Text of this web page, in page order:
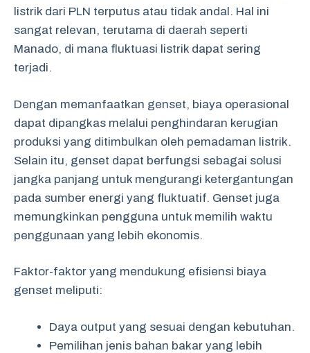
listrik dari PLN terputus atau tidak andal. Hal ini
sangat relevan, terutama di daerah seperti
Manado, di mana fluktuasi listrik dapat sering
terjadi.
Dengan memanfaatkan genset, biaya operasional
dapat dipangkas melalui penghindaran kerugian
produksi yang ditimbulkan oleh pemadaman listrik.
Selain itu, genset dapat berfungsi sebagai solusi
jangka panjang untuk mengurangi ketergantungan
pada sumber energi yang fluktuatif. Genset juga
memungkinkan pengguna untuk memilih waktu
penggunaan yang lebih ekonomis.
Faktor-faktor yang mendukung efisiensi biaya
genset meliputi:
Daya output yang sesuai dengan kebutuhan.
Pemilihan jenis bahan bakar yang lebih